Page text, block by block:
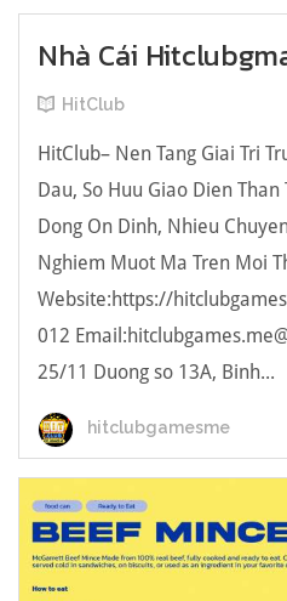
Nhà Cái
HitClub
HitClub– Nen Tang Giai Tri
Dau, So Huu Giao Dien
Dong On Dinh, Nhieu
Nghiem Muot Ma Tren Moi
Website:https://
012
25/11 Duong so 13A, Binh...
hitclubgamesme